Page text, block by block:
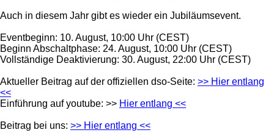
Auch in diesem Jahr gibt es wieder ein Jubiläumsevent.
Eventbeginn: 10. August, 10:00 Uhr (CEST)
Beginn Abschaltphase: 24. August, 10:00 Uhr (CEST)
Vollständige Deaktivierung: 30. August, 22:00 Uhr (CEST)
Aktueller Beitrag auf der offiziellen dso-Seite: >> Hier entlang
<<
Einführung auf youtube: >> Hier entlang <<
Beitrag bei uns: >> Hier entlang <<